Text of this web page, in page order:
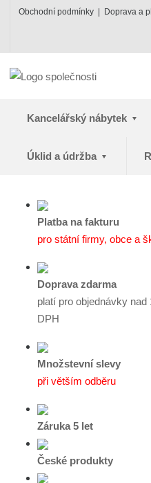
Obchodní podmínky Doprava a
Kancelářský nábytek
Úklid a údržba
Platba na fakturu
pro státní firmy, obce a
Doprava zdarma
platí pro objednávky nad
DPH
Množstevní slevy
při větším odběru
Záruka 5 let
České produkty